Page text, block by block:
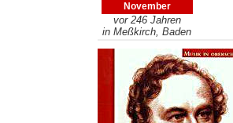
November
vor 246 Jahren
in Meßkirch, Baden